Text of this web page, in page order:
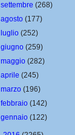
settembre(268)
agosto(177)
luglio(252)
giugno(259)
maggio(282)
aprile(245)
marzo(196)
febbraio(142)
gennaio(122)